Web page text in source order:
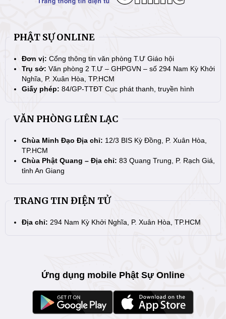
PHẬT SỰ ONLINE
Đơn vị: Cổng thông tin văn phòng T.Ư Giáo hội
Trụ sở: Văn phòng 2 T.Ư – GHPGVN – số 294 Nam Kỳ Khởi
Nghĩa, P. Xuân Hòa, TP.HCM
Giấy phép: 84/GP-TTĐT Cục phát thanh, truyền hình
VĂN PHÒNG LIÊN LẠC
Chùa Minh Đạo Địa chỉ: 12/3 BIS Kỳ Đồng, P. Xuân Hòa,
TP.HCM
Chùa Phật Quang – Địa chỉ: 83 Quang Trung, P. Rạch Giá,
tỉnh An Giang
TRANG TIN ĐIỆN TỬ
Địa chỉ: 294 Nam Kỳ Khởi Nghĩa, P. Xuân Hòa, TP.HCM
Ứng dụng mobile Phật Sự Online